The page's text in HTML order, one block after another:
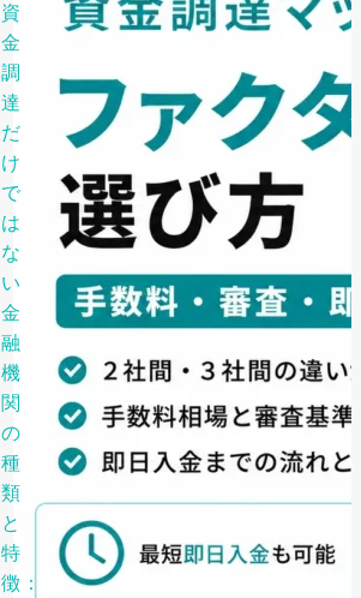
資
金
調
達
だ
け
で
は
な
い
金
融
機
関
の
種
類
と
特
徴：